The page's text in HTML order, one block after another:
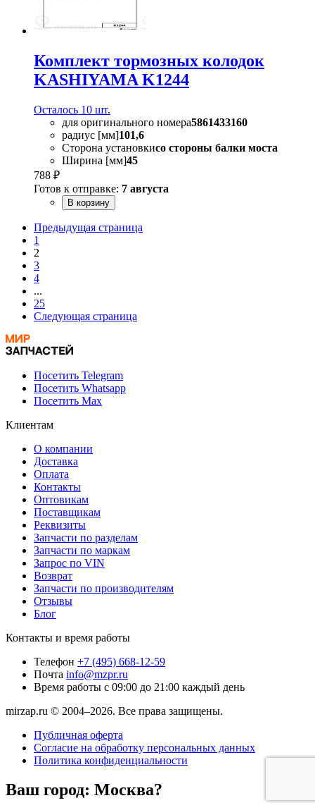
Комплект тормозных колодок
KASHIYAMA K1244
Осталось 10 шт.
для оригинального номера5861433160
радиус [мм]101,6
Сторона установкисо стороны балки моста
Ширина [мм]45
788 ₽
Готов к отправке: 7 августа
В корзину
Предыдущая страница
1
2
3
4
...
25
Следующая страница
Посетить Telegram
Посетить Whatsapp
Посетить Max
Клиентам
О компании
Доставка
Оплата
Контакты
Оптовикам
Поставщикам
Реквизиты
Запчасти по разделам
Запчасти по маркам
Запрос по VIN
Возврат
Запчасти по производителям
Отзывы
Блог
Контакты и время работы
Телефон +7 (495) 668-12-59
Почта info@mzpr.ru
Время работы с 09:00 до 21:00 каждый день
mirzap.ru © 2004–2026. Все права защищены.
Публичная оферта
Согласие на обработку персональных данных
Политика конфиденциальности
Ваш город: Москва?